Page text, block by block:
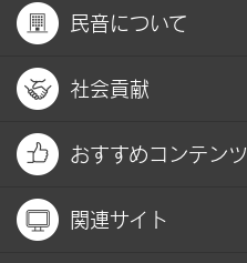
民音について
社会貢献
おすすめコンテンツ
関連サイト